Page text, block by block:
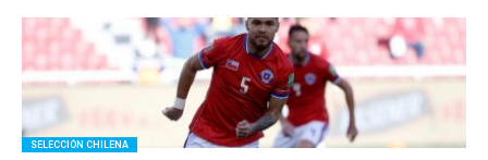
SELECCIÓN CHILENA